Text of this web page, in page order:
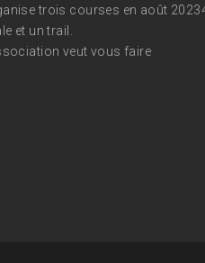
trois courses en août
et un trail.
veut vous faire